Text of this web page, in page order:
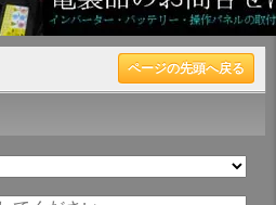
ページの先頭へ戻る